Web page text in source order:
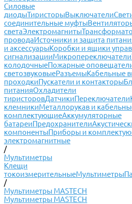
Силовые
диодыТиристорыВыключатели
соединительные муфты
светаЭлектромагниты
проводаИсточники и защита
и аксессуарыКоробки и ящики
сигнализацииМикропереключатели
колодочныеПожарные
светозвуковыеРазъемыКабельные
проходкиПускатели и контакторы
питанияОхладители
тиристоровДатчикиПереключатели
клемникиМеталлорукав и
комплектующиеАккумуляторные
батареиПредохранители
компонентыПриборы и
электромагнитные
/
Мультиметры
Клещи
токоизмерительныеМультиметры
/
Мультиметры MASTECH
Мультиметры MASTECH